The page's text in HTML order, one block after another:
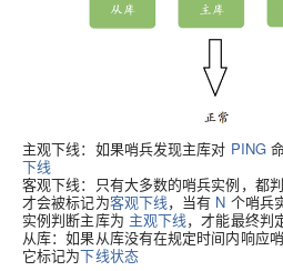
主观下线：如果哨兵发现主库对 PING
下线
客观下线：只有大多数的哨兵实例，都
才会被标记为客观下线，当有 N 个哨兵
实例判断主库为 主观下线，才能最终判
从库：如果从库没有在规定时间内响应
它标记为下线状态